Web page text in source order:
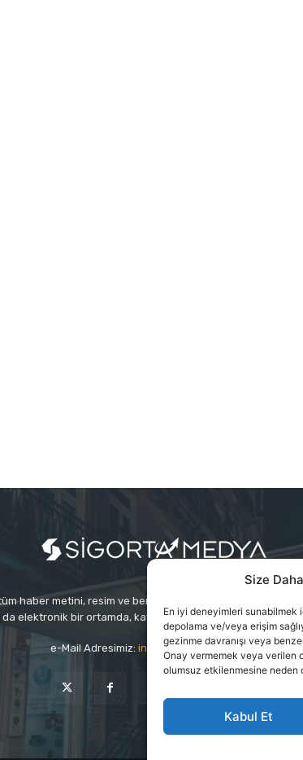
Size
En iyi deneyimleri
depolama ve/veya erişim
gezinme davranışı veya
Onay vermemek veya verilen
olumsuz etkilenmesine neden
Kabul Et
haber metini, resim ve benzeri içeriğin hakları
da elektronik bir ortamda, kaynak gösterilse bile izin
e-Mail Adresimiz: info@sigortamedia.com